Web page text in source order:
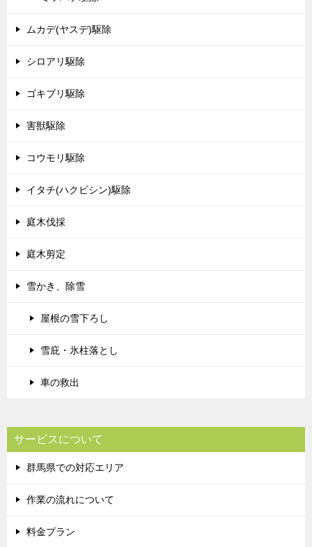
ムカデ(ヤスデ)駆除
シロアリ駆除
ゴキブリ駆除
害獣駆除
コウモリ駆除
イタチ(ハクビシン)駆除
庭木伐採
庭木剪定
雪かき、除雪
屋根の雪下ろし
雪庇・氷柱落とし
車の救出
サービスについて
群馬県での対応エリア
作業の流れについて
料金プラン